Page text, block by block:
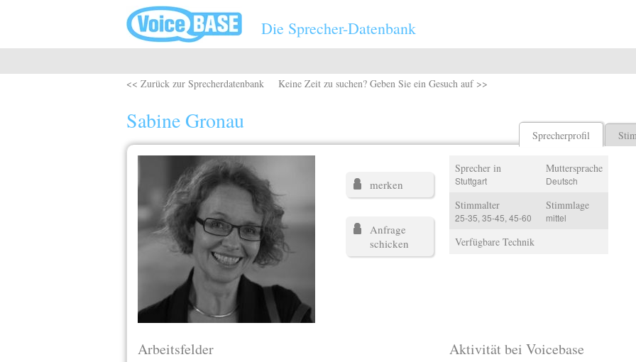
Die Sprecher-Datenbank
<< Zurück zur Sprecherdatenbank Keine Zeit zu suchen? Geben Sie ein Gesuch auf >>
Sabine Gronau
Sprecherprofil
merken
Anfrage
schicken
Sprecher in
Stuttgart
Muttersprache
Deutsch
Stimmalter
25-35, 35-45, 45-60
Stimmlage
mittel
Verfügbare Technik
Arbeitsfelder Aktivität bei Voicebase